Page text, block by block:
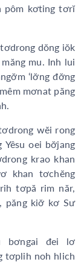
pôm kơting tơrĭ
dŏng iŏk
mu. Inh lui
‘lơ̆ng đơ̆ng
mơnat păng
wĕi rong
Yêsu oei bơ̆jang
krao khan
khan tơchĕng
tơpă rim năr,
păng kiơ̆ kơ Sư
bơngai đei lơ
tơplih noh hlich